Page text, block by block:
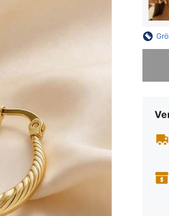
Sorry,